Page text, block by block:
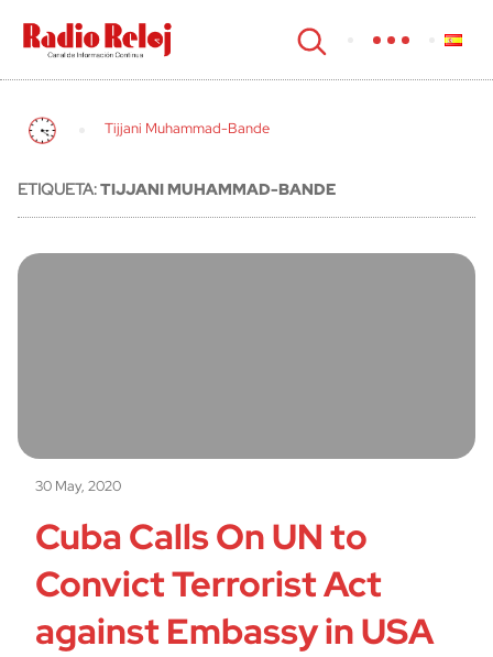
cerrar
Tijjani Muhammad-Bande
ETIQUETA:TIJJANI MUHAMMAD-BANDE
30 May, 2020
Cuba Calls On UN to
Convict Terrorist Act
against Embassy in USA